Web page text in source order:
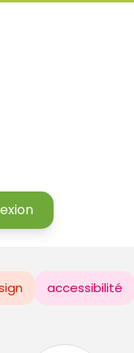
accessibilité